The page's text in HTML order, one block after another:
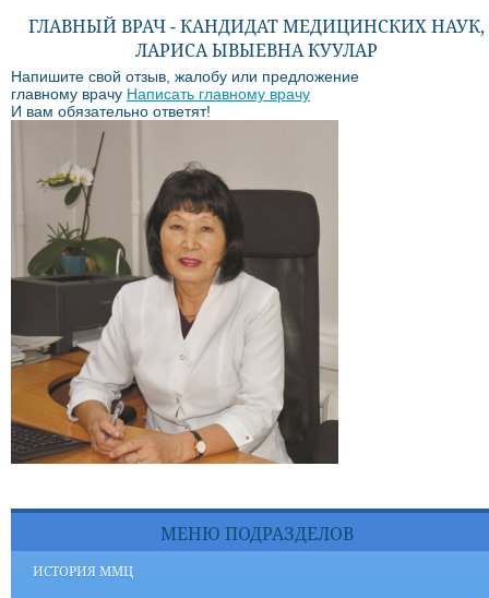
ГЛАВНЫЙ ВРАЧ - КАНДИДАТ МЕДИЦИНСКИХ НАУК,
ЛАРИСА ЫВЫЕВНА КУУЛАР
Напишите свой отзыв, жалобу или предложение
главному врачу Написать главному врачу
И вам обязательно ответят!
МЕНЮ ПОДРАЗДЕЛОВ
ИСТОРИЯ ММЦ